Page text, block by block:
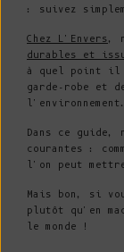
: suivez
Chez L'Envers,
durables et
à quel point il
garde-robe et
l'environnement.
Dans ce guide,
courantes :
l'on peut
Mais bon, si
plutôt qu'en
le monde !